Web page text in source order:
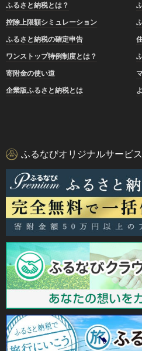
ふるさと納税とは？
控除上限額シミュレーション
ふるさと納税の確定申告
ワンストップ特例制度とは？
寄附金の使い道
企業版ふるさと納税とは
ふるなびオリジナルサービス